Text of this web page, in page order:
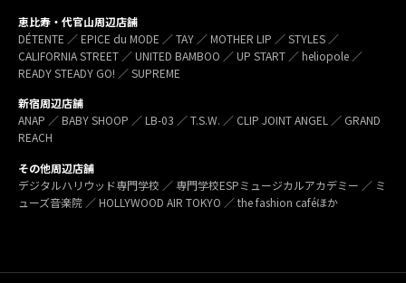
恵比寿・代官山周辺店舗
DÉTENTE ／ EPICE du MODE ／ TAY ／ MOTHER LIP ／ STYLES ／
CALIFORNIA STREET ／ UNITED BAMBOO ／ UP START ／ heliopole ／
READY STEADY GO! ／ SUPREME
新宿周辺店舗
ANAP ／ BABY SHOOP ／ LB-03 ／ T.S.W. ／ CLIP JOINT ANGEL ／ GRAND
REACH
その他周辺店舗
デジタルハリウッド専門学校 ／ 専門学校ESPミュージカルアカデミー ／ ミ
ューズ音楽院 ／ HOLLYWOOD AIR TOKYO ／ the fashion caféほか